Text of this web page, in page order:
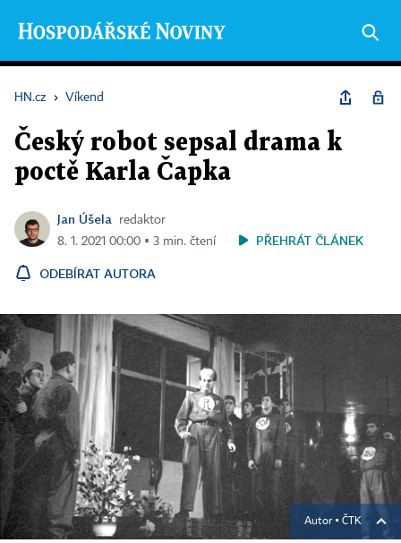
HN.cz › Víkend
Český robot sepsal drama k
poctě Karla Čapka
Jan Úšela
redaktor
8. 1. 2021 00:00 ▪ 3 min. čtení
PŘEHRÁT ČLÁNEK
ODEBÍRAT AUTORA
Autor ▪ ČTK